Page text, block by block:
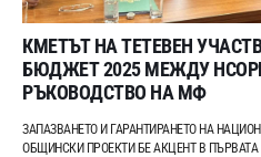
КМЕТЪТ НА ТЕТЕВЕН
БЮДЖЕТ 2025 МЕЖДУ
РЪКОВОДСТВО НА МФ
ЗАПАЗВАНЕТО И ГАРАНТИРАНЕТО НА
ОБЩИНСКИ ПРОЕКТИ БЕ АКЦЕНТ В